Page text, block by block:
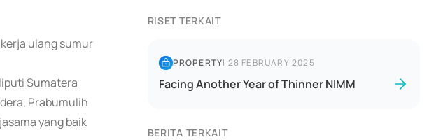
ulang sumur
Sumatera
Prabumulih
yang baik
RISET TERKAIT
PROPERTY| 28 FEBRUARY 2025
Facing Another Year of Thinner NIMM
BERITA TERKAIT